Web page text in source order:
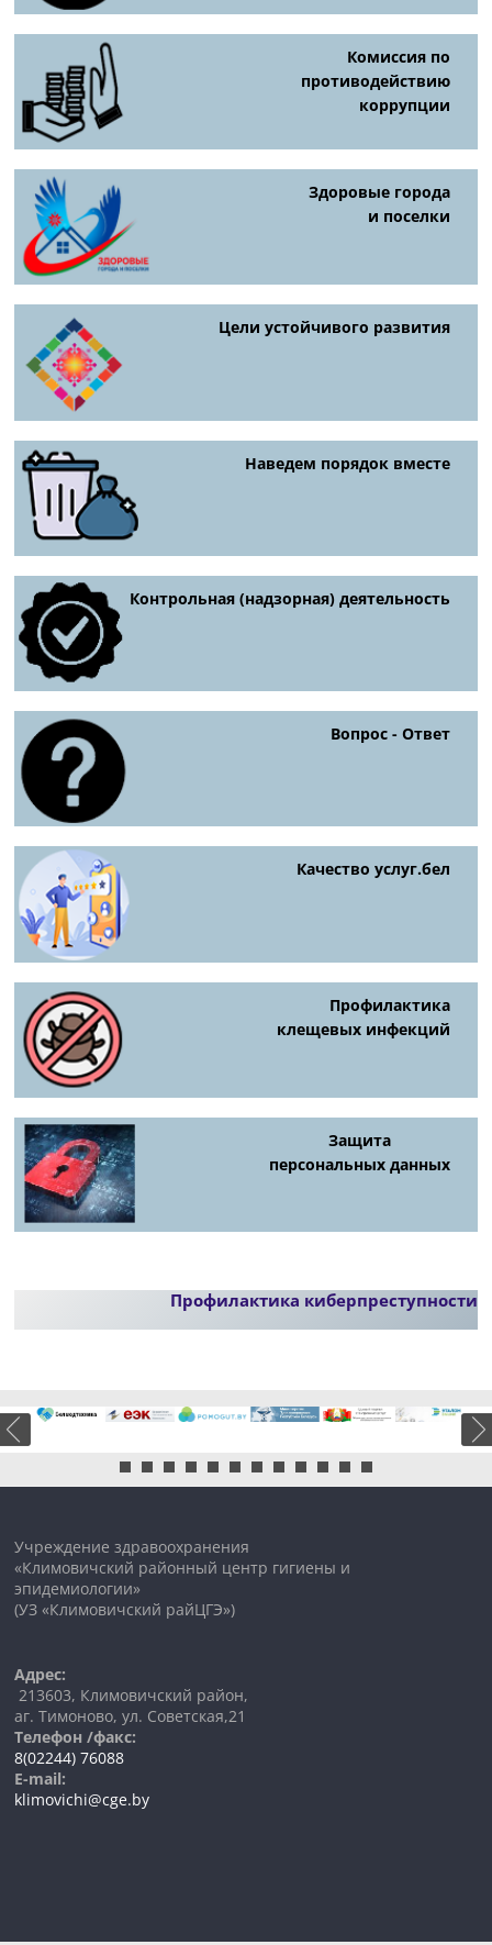
Комиссия по
противодействию
коррупции
Здоровые города
и поселки
Цели устойчивого развития
Наведем порядок вместе
Контрольная (надзорная) деятельность
Вопрос - Ответ
Качество услуг.бел
Профилактика
клещевых инфекций
Защита
персональных данных
Профилактика киберпреступности
Учреждение здравоохранения
«Климовичский районный центр гигиены и
эпидемиологии»
(УЗ «Климовичский райЦГЭ»)
Адрес:
213603, Климовичский район,
аг. Тимоново, ул. Советская,21
Телефон /факс:
8(02244) 76088
E-mail:
klimovichi@cge.by